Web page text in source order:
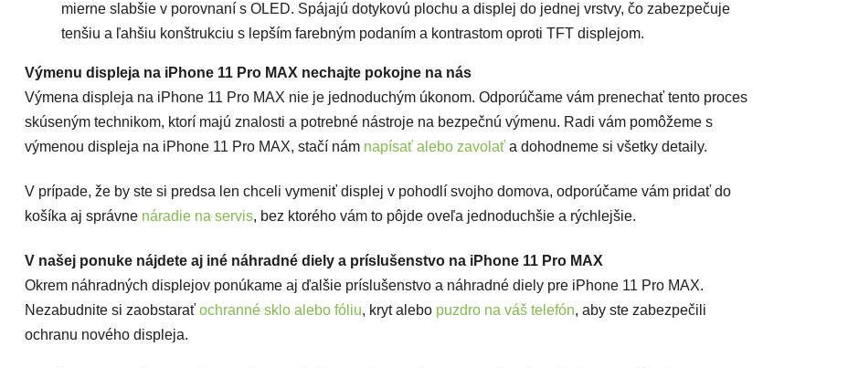
mierne slabšie v porovnaní s OLED. Spájajú dotykovú plochu a displej do jednej vrstvy, čo zabezpečuje
tenšiu a ľahšiu konštrukciu s lepším farebným podaním a kontrastom oproti TFT displejom.
Výmenu displeja na iPhone 11 Pro MAX nechajte pokojne na nás
Výmena displeja na iPhone 11 Pro MAX nie je jednoduchým úkonom. Odporúčame vám prenechať tento proces
skúseným technikom, ktorí majú znalosti a potrebné nástroje na bezpečnú výmenu. Radi vám pomôžeme s
výmenou displeja na iPhone 11 Pro MAX, stačí nám napísať alebo zavolať a dohodneme si všetky detaily.
V prípade, že by ste si predsa len chceli vymeniť displej v pohodlí svojho domova, odporúčame vám pridať do
košíka aj správne náradie na servis, bez ktorého vám to pôjde oveľa jednoduchšie a rýchlejšie.
V našej ponuke nájdete aj iné náhradné diely a príslušenstvo na iPhone 11 Pro MAX
Okrem náhradných displejov ponúkame aj ďalšie príslušenstvo a náhradné diely pre iPhone 11 Pro MAX.
Nezabudnite si zaobstarať ochranné sklo alebo fóliu, kryt alebo puzdro na váš telefón, aby ste zabezpečili
ochranu nového displeja.